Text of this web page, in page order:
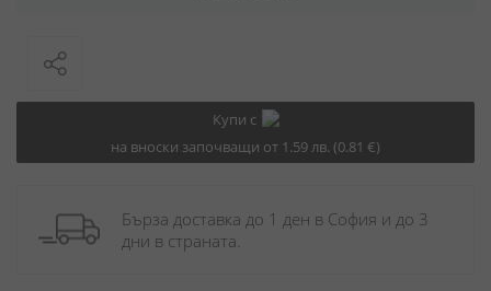
Купи с
на вноски започващи от 1.59 лв. (0.81 €)
Бърза доставка до 1 ден в София и до 3
дни в страната.